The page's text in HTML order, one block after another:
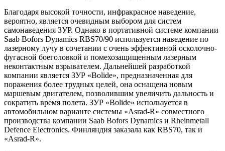
Благодаря высокой точности, инфракрасное наведение,
вероятно, является очевидным выбором для систем
самонаведения ЗУР. Однако в портативной системе компании
Saab Bofors Dynamics RBS70/90 используется наведение по
лазерному лучу в сочетании с очень эффективной осколочно-
фугасной боеголовкой и помехозащищенным лазерным
неконтактным взрывателем. Дальнейшей разработкой
компании является ЗУР «Bolide», предназначенная для
поражения более трудных целей, она оснащена новым
маршевым двигателем, позволившим увеличить дальность и
сократить время полета. ЗУР «Bolide» используется в
автомобильном варианте системы «Asrad-R» совместного
производства компании Saab Bofors Dynamics и Rheinmetall
Defence Electronics. Финляндия заказала как RBS70, так и
«Asrad-R».